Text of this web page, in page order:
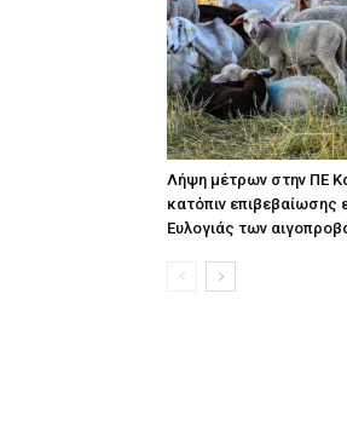
Λήψη μέτρων στην ΠΕ
κατόπιν επιβεβαίωσης
Ευλογιάς των